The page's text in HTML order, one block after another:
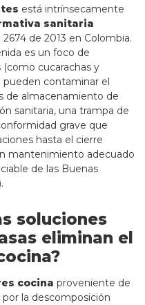
está intrínsecamente
sanitaria
de 2013 en Colombia.
es un foco de
(como cucarachas y
contaminar el
de almacenamiento de
sanitaria, una trampa de
grave que
hasta el cierre
mantenimiento adecuado
de las Buenas
soluciones
eliminan el
cocina proveniente de
por la descomposición